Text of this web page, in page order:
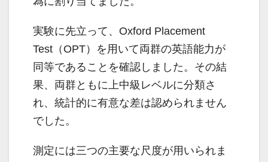
実験に先立って、Oxford Placement
Test（OPT）を用いて両群の英語能力が
同等であることを確認しました。その結
果、両群ともに上中級レベルに分類さ
れ、統計的に有意な差は認められません
でした。
測定には三つの主要な尺度が用いられま